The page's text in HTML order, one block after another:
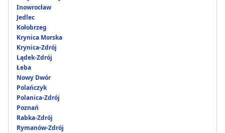
Inowrocław
Jedlec
Kołobrzeg
Krynica Morska
Krynica-Zdrój
Lądek-Zdrój
Łeba
Nowy Dwór
Polańczyk
Polanica-Zdrój
Poznań
Rabka-Zdrój
Rymanów-Zdrój